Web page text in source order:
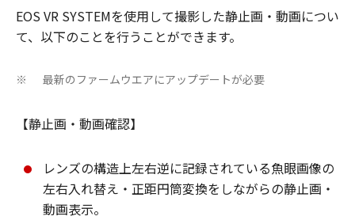
EOS VR SYSTEMを使用して撮影した静止画・動画につい
て、以下のことを行うことができます。
※ 最新のファームウエアにアップデートが必要
【静止画・動画確認】
レンズの構造上左右逆に記録されている魚眼画像の
左右入れ替え・正距円筒変換をしながらの静止画・
動画表示。